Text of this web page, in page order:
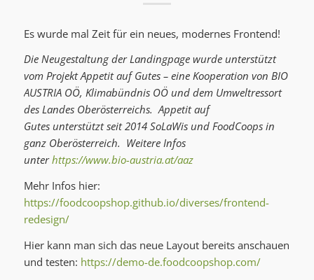
Es wurde mal Zeit für ein neues, modernes Frontend!
Die Neugestaltung der Landingpage wurde unterstützt
vom Projekt Appetit auf Gutes – eine Kooperation von BIO
AUSTRIA OÖ, Klimabündnis OÖ und dem Umweltressort
des Landes Oberösterreichs. Appetit auf
Gutes unterstützt seit 2014 SoLaWis und FoodCoops in
ganz Oberösterreich. Weitere Infos
unterhttps://www.bio-austria.at/aaz
Mehr Infos hier:
https://foodcoopshop.github.io/diverses/frontend-
redesign/
Hier kann man sich das neue Layout bereits anschauen
und testen: https://demo-de.foodcoopshop.com/